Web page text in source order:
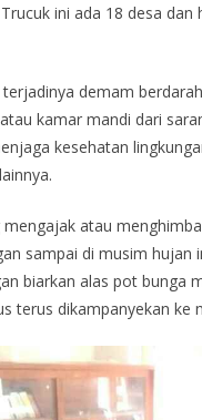
ini ada 18 desa
demam
kamar mandi dari
kesehatan
mengajak atau
sampai di musim
biarkan alas pot bunga
terus dikampanyekan ke